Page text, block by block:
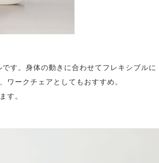
す。身体の動きに合わせてフレキシブルに
ークチェアとしてもおすすめ。
す。